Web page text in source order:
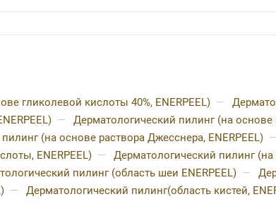
гликолевой кислоты 40%, ENERPEEL) —
—
Дерматологический пилинг (на
(на основе раствора Джесснера, ENERPEEL) —
ENERPEEL) —
Дерматологический пилинг (на
пилинг (область шеи ENERPEEL) —
— Дерматологический пилинг(область кистей,